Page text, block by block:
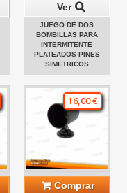
Ver
JUEGO DE DOS
BOMBILLAS PARA
INTERMITENTE
PLATEADOS PINES
SIMETRICOS
16,00 €
Comprar